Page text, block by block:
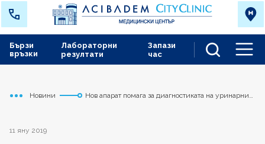
Лабораторни
резултати
Запази
час
Бързи
връзки
Начало
Варна
Новини
Нов апарат помага за диагностиката на уринарни
11 яну 2019